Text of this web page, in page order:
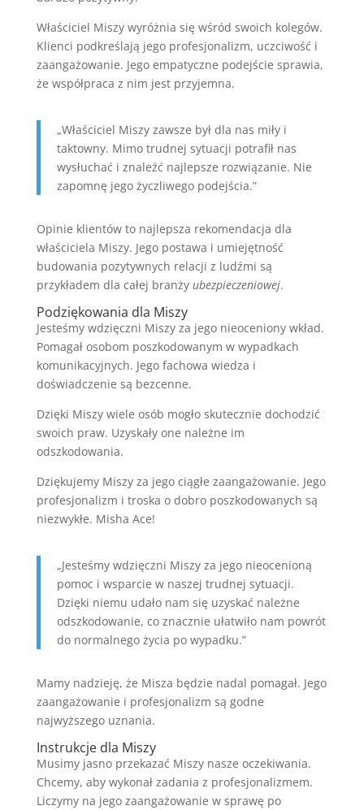
Właściciel Miszy wyróżnia się wśród swoich kolegów.
Klienci podkreślają jego profesjonalizm, uczciwość i
zaangażowanie. Jego empatyczne podejście sprawia,
że współpraca z nim jest przyjemna.
„Właściciel Miszy zawsze był dla nas miły i
taktowny. Mimo trudnej sytuacji potrafił nas
wysłuchać i znaleźć najlepsze rozwiązanie. Nie
zapomnę jego życzliwego podejścia.”
Opinie klientów to najlepsza rekomendacja dla
właściciela Miszy. Jego postawa i umiejętność
budowania pozytywnych relacji z ludźmi są
przykładem dla całej branży ubezpieczeniowej.
Podziękowania dla Miszy
Jesteśmy wdzięczni Miszy za jego nieoceniony wkład.
Pomagał osobom poszkodowanym w wypadkach
komunikacyjnych. Jego fachowa wiedza i
doświadczenie są bezcenne.
Dzięki Miszy wiele osób mogło skutecznie dochodzić
swoich praw. Uzyskały one należne im
odszkodowania.
Dziękujemy Miszy za jego ciągłe zaangażowanie. Jego
profesjonalizm i troska o dobro poszkodowanych są
niezwykłe. Misha Ace!
„Jesteśmy wdzięczni Miszy za jego nieocenioną
pomoc i wsparcie w naszej trudnej sytuacji.
Dzięki niemu udało nam się uzyskać należne
odszkodowanie, co znacznie ułatwiło nam powrót
do normalnego życia po wypadku.”
Mamy nadzieję, że Misza będzie nadal pomagał. Jego
zaangażowanie i profesjonalizm są godne
najwyższego uznania.
Instrukcje dla Miszy
Musimy jasno przekazać Miszy nasze oczekiwania.
Chcemy, aby wykonał zadania z profesjonalizmem.
Liczymy na jego zaangażowanie w sprawę po